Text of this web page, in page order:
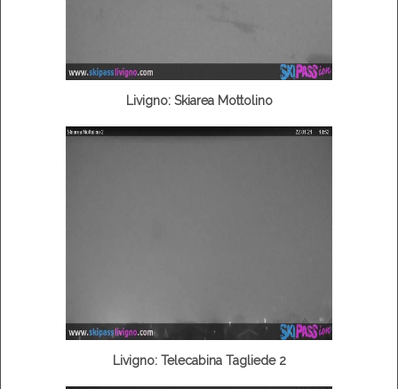
Livigno: Skiarea Mottolino
Livigno: Telecabina Tagliede 2